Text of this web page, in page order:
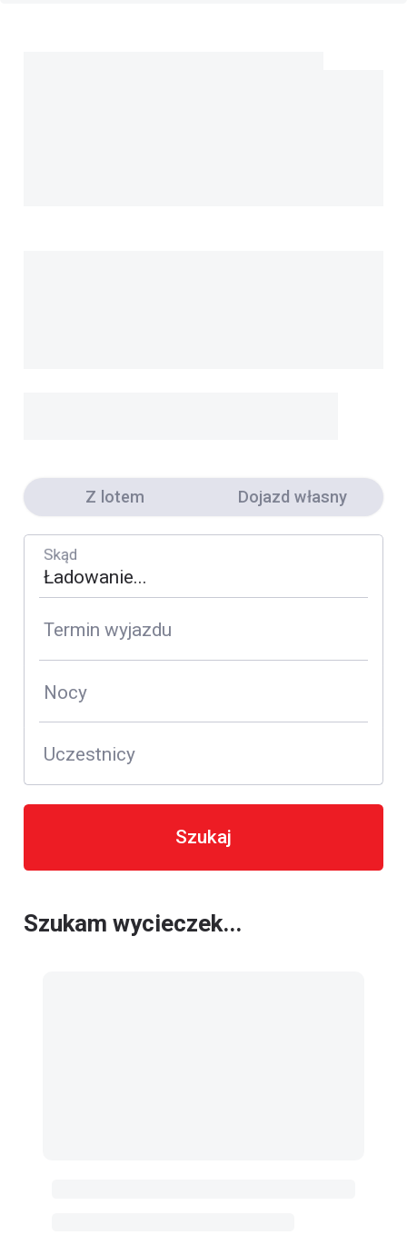
Z lotem Dojazd własny
Skąd
Termin wyjazdu
Nocy
Uczestnicy
Szukaj
Szukam wycieczek...